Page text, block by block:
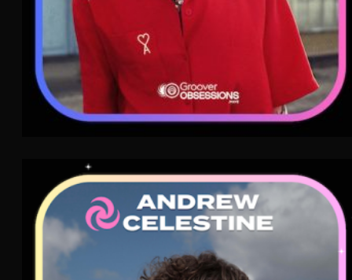
Andrew Celestine
AIR Electronica